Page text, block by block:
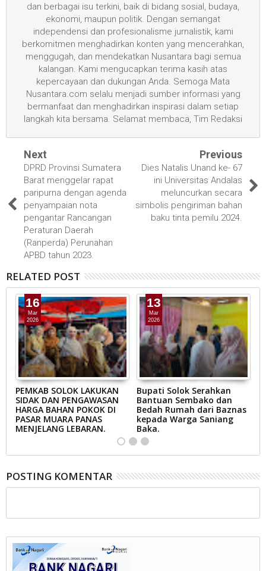
dan berbagai isu terkini, baik di bidang sosial, budaya,
ekonomi, maupun politik. Dengan semangat
independensi dan profesionalisme jurnalistik, kami
berkomitmen menghadirkan konten yang mencerahkan,
menggugah, dan mendekatkan Nusantara bagi semua
kalangan. Kami mengucapkan terima kasih atas
kepercayaan dan dukungan Anda. Semoga Mata
Nusantara.com selalu menjadi sumber informasi yang
bermanfaat dan menghadirkan inspirasi dalam setiap
langkah kita bersama. Selamat membaca, Tim Redaksi
Next
DPRD Provinsi Sumatera
Barat menggelar rapat
paripurna dengan agenda
penyampaian nota
pengantar Rancangan
Peraturan Daerah
(Ranperda) Perunahan
APBD tahun 2023.
Previous
Dies Natalis Unand ke- 67
ini Universitas Andalas
meluncurkan secara
simbolis pengiriman bahan
baku tinta pemilu 2024.
RELATED POST
16
Mar
2026
PEMKAB SOLOK LAKUKAN
SIDAK DAN PENGAWASAN
HARGA BAHAN POKOK DI
PASAR MUARA PANAS
MENJELANG LEBARAN.
13
Mar
2026
Bupati Solok Serahkan
Bantuan Sembako dan
Bedah Rumah dari Baznas
kepada Warga Saniang
Baka.
POSTING KOMENTAR